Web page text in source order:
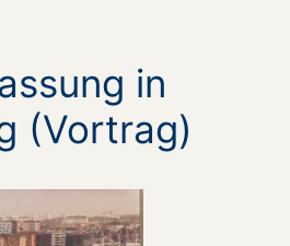
in
(Vortrag)